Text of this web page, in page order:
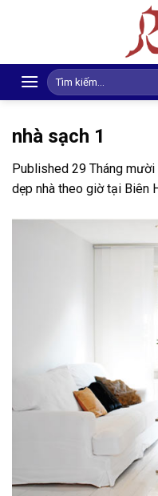
Search
for:
nhà sạch 1
Published 29 Tháng
dẹp nhà theo giờ tại Biên